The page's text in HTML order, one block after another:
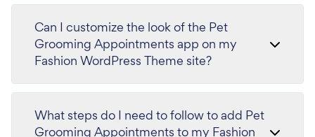
Can I customize the look of the Pet
Grooming Appointments app on my
Fashion WordPress Theme site?
What steps do I need to follow to add Pet
Grooming Appointments to my Fashion